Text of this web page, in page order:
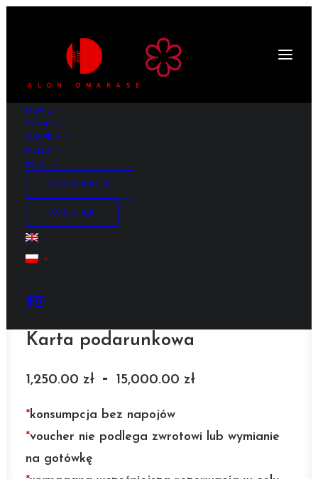
HOME
O NAS
GALERIA
MENU
INFO
REZERWACJE
VOUCHER
Karta podarunkowa
1,250.00 zł - 15,000.00 zł
*konsumpcja bez napojów
*voucher nie podlega zwrotowi lub wymianie
na gotówkę